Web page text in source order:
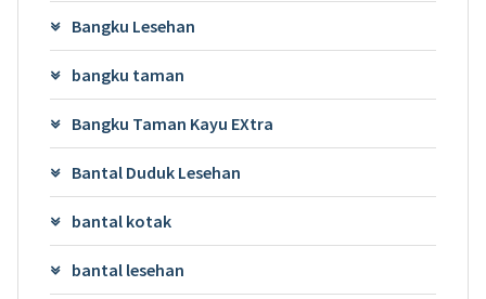
Bangku Lesehan
bangku taman
Bangku Taman Kayu EXtra
Bantal Duduk Lesehan
bantal kotak
bantal lesehan